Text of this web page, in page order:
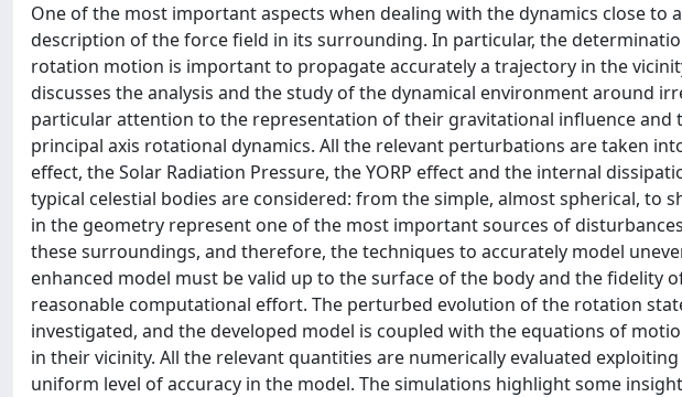
One of the most important aspects when dealing with the dynamics close to
description of the force field in its surrounding. In particular, the
rotation motion is important to propagate accurately a trajectory in the
discusses the analysis and the study of the dynamical environment around
particular attention to the representation of their gravitational influence and
principal axis rotational dynamics. All the relevant perturbations are taken
effect, the Solar Radiation Pressure, the YORP effect and the internal
typical celestial bodies are considered: from the simple, almost spherical, to
in the geometry represent one of the most important sources of
these surroundings, and therefore, the techniques to accurately model
enhanced model must be valid up to the surface of the body and the fidelity
reasonable computational effort. The perturbed evolution of the rotation
investigated, and the developed model is coupled with the equations of
in their vicinity. All the relevant quantities are numerically evaluated
uniform level of accuracy in the model. The simulations highlight some